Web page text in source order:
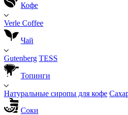
Кофе
Verle Coffee
Чай
Gutenberg TESS
Топинги
Натуральные сиропы для кофе
Соки